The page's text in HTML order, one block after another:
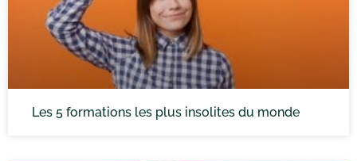
Les 5 formations les plus insolites du monde